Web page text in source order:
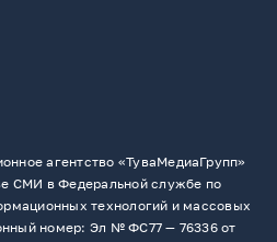
агентство «ТуваМедиаГрупп»
СМИ в Федеральной службе по
технологий и массовых
номер: Эл № ФС77 — 76336 от